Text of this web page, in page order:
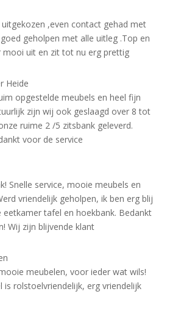
,even contact gehad met
geholpen met alle uitleg .Top en
mooi uit en zit tot nu erg prettig
Heide
opgestelde meubels en heel fijn
zijn wij ook geslaagd over 8 tot
ruime 2 /5 zitsbank geleverd.
voor de service
Snelle service, mooie meubels en
vriendelijk geholpen, ik ben erg blij
tafel en hoekbank. Bedankt
Wij zijn blijvende klant
meubelen, voor ieder wat wils!
is rolstoelvriendelijk, erg vriendelijk